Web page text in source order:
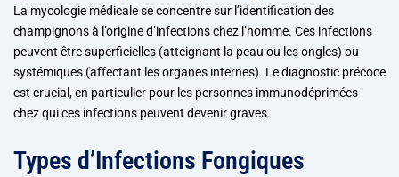
La mycologie médicale se concentre sur l’identification des
champignons à l’origine d’infections chez l’homme. Ces infections
peuvent être superficielles (atteignant la peau ou les ongles) ou
systémiques (affectant les organes internes). Le diagnostic précoce
est crucial, en particulier pour les personnes immunodéprimées
chez qui ces infections peuvent devenir graves.
Types d’Infections Fongiques